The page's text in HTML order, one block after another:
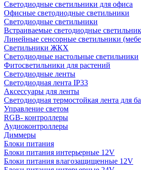
Светодиодные светильники для офиса
Офисные светодиодные светильники
Светодиодные светильники
Встраиваемые светодиодные
Линейные сенсорные светильники
Светильники ЖКХ
Светодиодные настольные светильники
Фитосветильники для растений
Светодиодные ленты
Светодиодная лента IP33
Аксессуары для ленты
Светодиодная термостойкая лента для
Управление светом
RGB- контроллеры
Аудиоконтроллеры
Диммеры
Блоки питания
Блоки питания интерьерные 12V
Блоки питания влагозащищенные 12V